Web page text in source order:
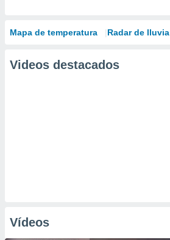
Mapa de temperatura Radar de lluvia
Videos destacados
Vídeos